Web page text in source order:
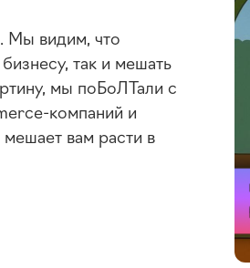
Мы видим, что
так и мешать
мы поБоЛТали с
компаний и
вам расти в